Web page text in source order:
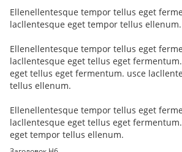
Ellenellentesque tempor tellus eget
lacllentesque eget tempor tellus ellenum.
Ellenellentesque tempor tellus eget
lacllentesque eget tellus eget
eget tellus eget fermentum. usce
tellus ellenum.
Ellenellentesque tempor tellus eget
lacllentesque eget tellus eget
eget tempor tellus ellenum.